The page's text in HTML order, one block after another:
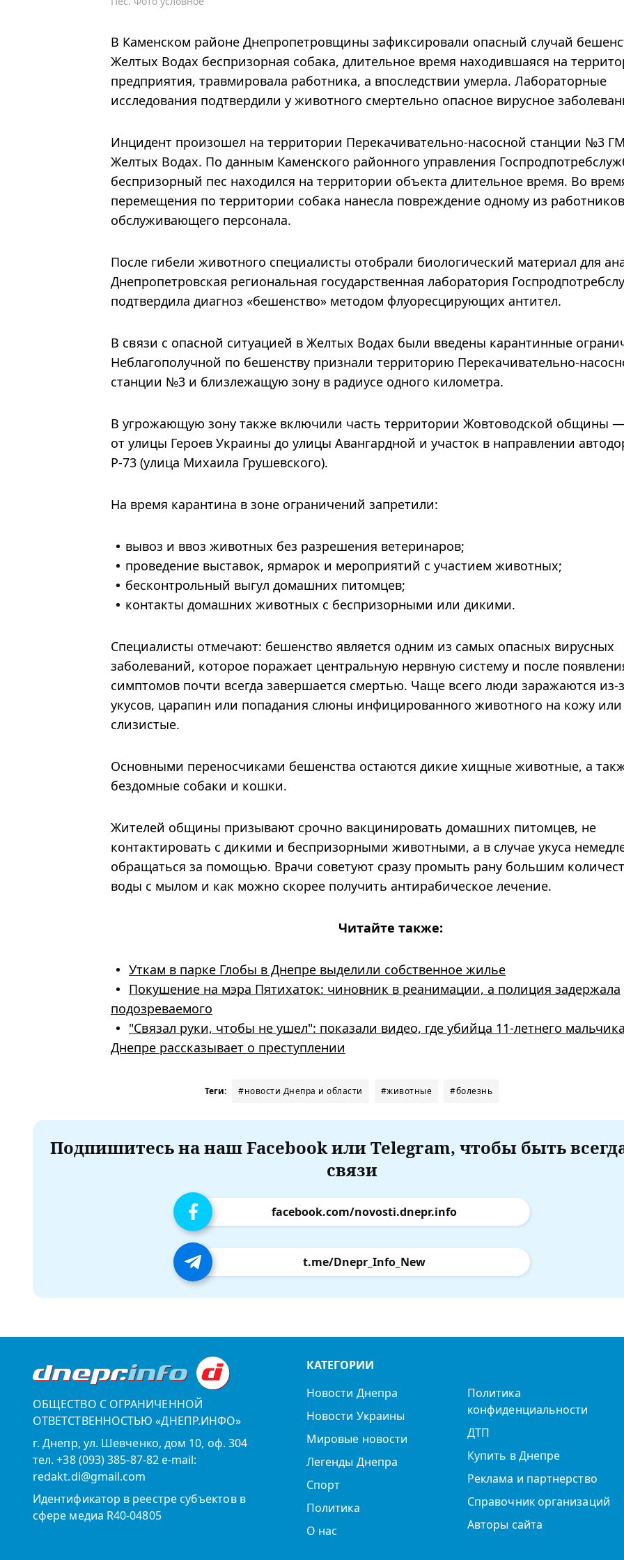
В Каменском районе Днепропетровщины зафиксировали опасный случай
Желтых Водах беспризорная собака, длительное время находившаяся на
предприятия, травмировала работника, а впоследствии умерла. Лабораторные
исследования подтвердили у животного смертельно опасное вирусное
Инцидент произошел на территории Перекачивательно-насосной станции №3
Желтых Водах. По данным Каменского районного управления
беспризорный пес находился на территории объекта длительное время. Во
перемещения по территории собака нанесла повреждение одному из работников
обслуживающего персонала.
После гибели животного специалисты отобрали биологический материал для
Днепропетровская региональная государственная лаборатория
подтвердила диагноз «бешенство» методом флуоресцирующих антител.
В связи с опасной ситуацией в Желтых Водах были введены карантинные
Неблагополучной по бешенству признали территорию Перекачивательно-
станции №3 и близлежащую зону в радиусе одного километра.
В угрожающую зону также включили часть территории Жовтоводской общины
от улицы Героев Украины до улицы Авангардной и участок в направлении
Р-73 (улица Михаила Грушевского).
На время карантина в зоне ограничений запретили:
вывоз и ввоз животных без разрешения ветеринаров;
проведение выставок, ярмарок и мероприятий с участием животных;
бесконтрольный выгул домашних питомцев;
контакты домашних животных с беспризорными или дикими.
Специалисты отмечают: бешенство является одним из самых опасных вирусных
заболеваний, которое поражает центральную нервную систему и после
симптомов почти всегда завершается смертью. Чаще всего люди заражаются из-
укусов, царапин или попадания слюны инфицированного животного на кожу или
слизистые.
Основными переносчиками бешенства остаются дикие хищные животные, а
бездомные собаки и кошки.
Жителей общины призывают срочно вакцинировать домашних питомцев, не
контактировать с дикими и беспризорными животными, а в случае укуса
обращаться за помощью. Врачи советуют сразу промыть рану большим
воды с мылом и как можно скорее получить антирабическое лечение.
Читайте также:
Уткам в парке Глобы в Днепре выделили собственное жилье
Покушение на мэра Пятихаток: чиновник в реанимации, а полиция задержала
подозреваемого
"Связал руки, чтобы не ушел": показали видео, где убийца 11-летнего
Днепре рассказывает о преступлении
Теги: #новости Днепра и области #животные #болезнь
Подпишитесь на наш Facebook или Telegram, чтобы быть
связи
facebook.com/novosti.dnepr.info
t.me/Dnepr_Info_New
ОБЩЕСТВО С ОГРАНИЧЕННОЙ
ОТВЕТСТВЕННОСТЬЮ «ДНЕПР.ИНФО»
г. Днепр, ул. Шевченко, дом 10, оф. 304
тел. +38 (093) 385-87-82 e-mail:
redakt.di@gmail.com
Идентификатор в реестре субъектов в
сфере медиа R40-04805
КАТЕГОРИИ
Новости Днепра
Новости Украины
Мировые новости
Легенды Днепра
Спорт
Политика
О нас
Политика
конфиденциальности
ДТП
Купить в Днепре
Реклама и партнерство
Справочник организаций
Авторы сайта